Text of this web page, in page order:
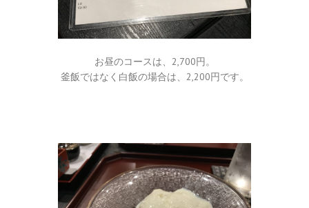
お昼のコースは、2,700円。
釜飯ではなく白飯の場合は、2,200円です。